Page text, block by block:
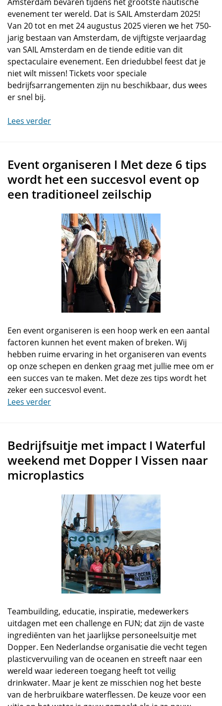
evenement ter wereld. Dat is SAIL Amsterdam 2025!
Van 20 tot en met 24 augustus 2025 vieren we het 750-
jarig bestaan van Amsterdam, de vijftigste verjaardag
van SAIL Amsterdam en de tiende editie van dit
spectaculaire evenement. Een driedubbel feest dat je
niet wilt missen! Tickets voor speciale
bedrijfsarrangementen zijn nu beschikbaar, dus wees
er snel bij.
Lees verder
Event organiseren I Met deze 6 tips
wordt het een succesvol event op
een traditioneel zeilschip
Een event organiseren is een hoop werk en een aantal
factoren kunnen het event maken of breken. Wij
hebben ruime ervaring in het organiseren van events
op onze schepen en denken graag met jullie mee om er
een succes van te maken. Met deze zes tips wordt het
zeker een succesvol event.
Lees verder
Bedrijfsuitje met impact I Waterful
weekend met Dopper I Vissen naar
microplastics
Teambuilding, educatie, inspiratie, medewerkers
uitdagen met een challenge en FUN; dat zijn de vaste
ingrediënten van het jaarlijkse personeelsuitje met
Dopper. Een Nederlandse organisatie die vecht tegen
plasticvervuiling van de oceanen en streeft naar een
wereld waar iedereen toegang heeft tot veilig
drinkwater. Maar je kent ze misschien nog het beste
van de herbruikbare waterflessen. De keuze voor een